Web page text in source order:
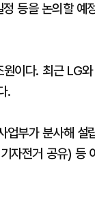
등을 논의할 예
이다. 최근 LG
.
부가 분사해 설
자전거 공유) 등